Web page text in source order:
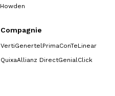
Compagnie
VertiGenertel PrimaConTeLinear
QuixaAllianz DirectGenialClick